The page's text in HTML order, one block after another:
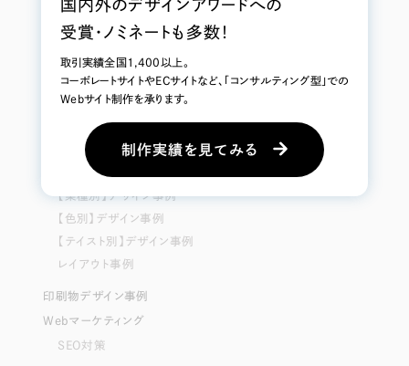
国内外のデザインアワードへの
受賞・ノミネートも多数！
取引実績全国1,400以上。
コーボレートサイトやECサイトなど、「コンサルティング型」での
Webサイト制作を承ります。
制作実績を見てみる
HPリニューアルについて
コーポレートサイトについて
サービスサイトについて
ECサイトについて
補助金／助成金情報
HP・Webデザイン事例
【業種別】デザイン事例
【色別】デザイン事例
【テイスト別】デザイン事例
レイアウト事例
印刷物デザイン事例
Webマーケティング
SEO対策